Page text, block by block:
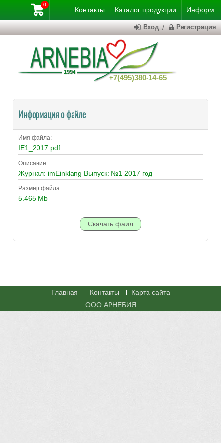
Контакты Каталог продукции Информ.
+7(495)380-14-65
0
Вход / Регистрация
Информация о файле
Имя файла:
IE1_2017.pdf
Описание:
Журнал: imEinklang Выпуск: №1 2017 год
Размер файла:
5.465 Mb
Главная Контакты
Карта сайта
ООО АРНЕБИЯ